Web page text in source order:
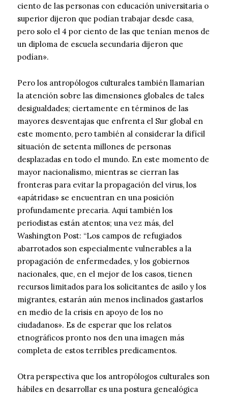
ciento de las personas con educación universitaria o
superior dijeron que podían trabajar desde casa,
pero solo el 4 por ciento de las que tenían menos de
un diploma de escuela secundaria dijeron que
podían».
Pero los antropólogos culturales también llamarían
la atención sobre las dimensiones globales de tales
desigualdades; ciertamente en términos de las
mayores desventajas que enfrenta el Sur global en
este momento, pero también al considerar la difícil
situación de setenta millones de personas
desplazadas en todo el mundo. En este momento de
mayor nacionalismo, mientras se cierran las
fronteras para evitar la propagación del virus, los
«apátridas» se encuentran en una posición
profundamente precaria. Aquí también los
periodistas están atentos; una vez más, del
Washington Post: “Los campos de refugiados
abarrotados son especialmente vulnerables a la
propagación de enfermedades, y los gobiernos
nacionales, que, en el mejor de los casos, tienen
recursos limitados para los solicitantes de asilo y los
migrantes, estarán aún menos inclinados gastarlos
en medio de la crisis en apoyo de los no
ciudadanos». Es de esperar que los relatos
etnográficos pronto nos den una imagen más
completa de estos terribles predicamentos.
Otra perspectiva que los antropólogos culturales son
hábiles en desarrollar es una postura genealógica